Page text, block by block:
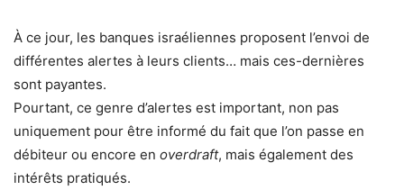
​À ce jour, les banques israéliennes proposent l’envoi de
différentes alertes à leurs clients… mais ces-dernières
sont payantes.​
​Pourtant, ce genre d’alertes est important, non pas
uniquement pour être informé du fait que l’on passe en
débiteur ou encore en overdraft, mais également des
intérêts pratiqués.